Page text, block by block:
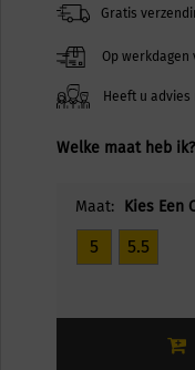
Gratis
Op werkdagen
Heeft u advies
Welke maat heb
Maat: Kies Een
5 5.5